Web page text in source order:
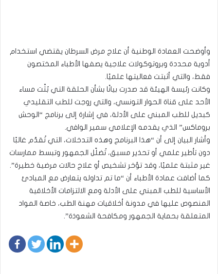
وأوضحت العمادة الوطنية أن علاج مرض السرطان يقتضي استخدام
أدوية محددة وبروتوكولات علاجية يصفها الأطباء المختصون
فقط، والتي أثبتت فعاليتها علميًا.
وكانت رئيسة الهيئة قد صدرت بيانًا بشأن الحلقة التي بُثّت مساء
الأحد على قناة الحوار التونسي، والتي روجت للطب التقليدي
كبديل للطب المبني على الأدلة، في إشارة إلى برنامج “الوحش
بروماكس” الذي يقدمه الإعلامي سمير الوافي.
وأشار البيان إلى أن “هذا البرنامج وهذه التدخلات، التي تُقدّم غالبًا
دون تأطير علمي أو تحذير مسبق، تُضلّل الجمهور وتبسط ممارسات
غير مثبتة علميًا، وقد تؤخر تشخيص أو علاج حالات مرضية خطيرة”.
كما أضافت عمادة الأطباء أن “ما تم تداوله يتعارض مع المبادئ
الأساسية للطب المبني على الأدلة ومع الالتزامات الأخلاقية
المنصوص عليها في مدونة أخلاقيات مهنة الطب، خاصة المواد
المتعلقة بحماية الجمهور ومكافحة الشعوذة”.